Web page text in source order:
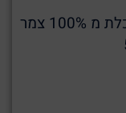
מבצע 3 גופיות ציצית צמר משכן תכלת מ 100% צמר